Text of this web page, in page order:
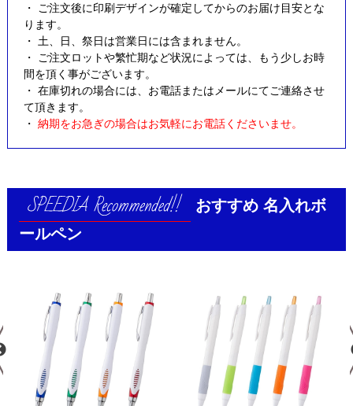
・ ご注文後に印刷デザインが確定してからのお届け目安とな
ります。
・ 土、日、祭日は営業日には含まれません。
・ ご注文ロットや繁忙期など状況によっては、もう少しお時
間を頂く事がございます。
・ 在庫切れの場合には、お電話またはメールにてご連絡させ
て頂きます。
・ 納期をお急ぎの場合はお気軽にお電話くださいませ。
おすすめ 名入れボ
ールペン